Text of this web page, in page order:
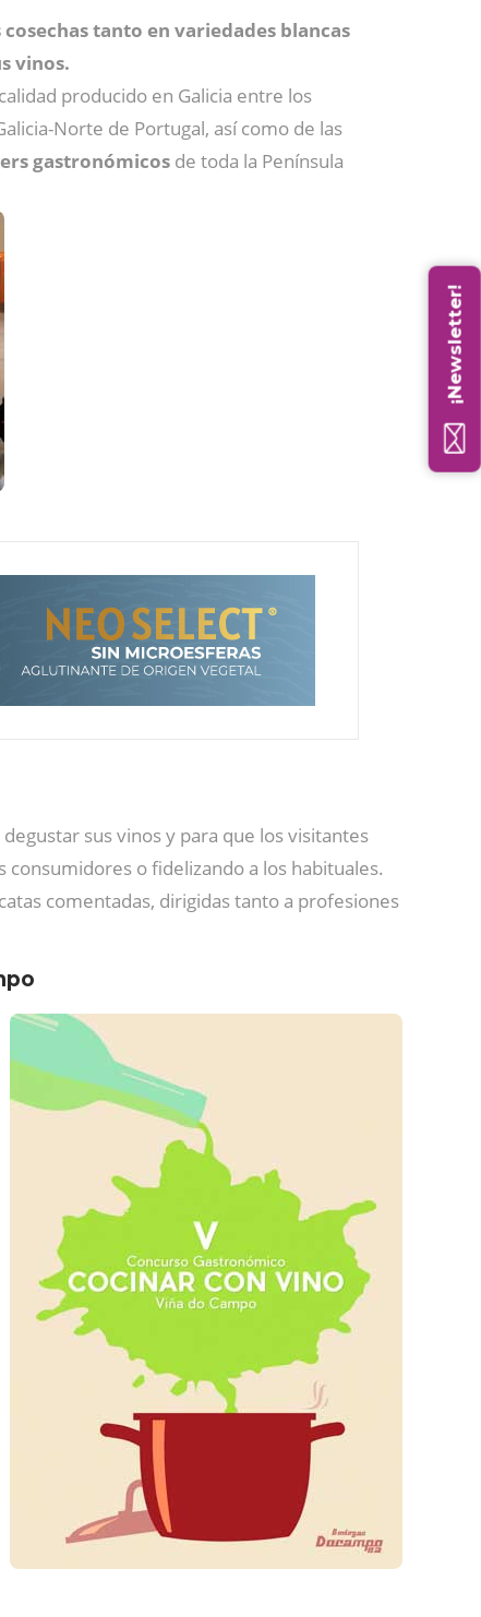
tanto en variedades blancas
vinos.
producido en Galicia entre los
Norte de Portugal, así como de las
gastronómicos de toda la Península
sus vinos y para que los visitantes
consumidores o fidelizando a los habituales.
comentadas, dirigidas tanto a profesiones
¡Newsletter!